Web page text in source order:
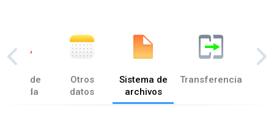
Tonos de
llamada
Otros
datos
Sistema de
archivos
Transferencia